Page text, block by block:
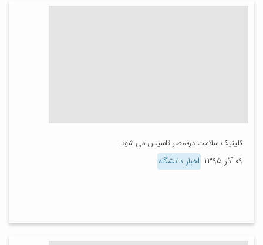
کلینیک سلامت درقمصر تاسیس می شود
۰۹ آذر ۱۳۹۵ اخبار دانشگاه